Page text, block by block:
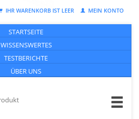
IHR WARENKORB IST LEER MEIN KONTO
STARTSEITE
WISSENSWERTES
TESTBERICHTE
ÜBER UNS